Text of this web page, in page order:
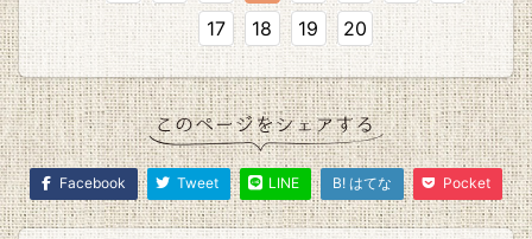
17
18 19 20
Facebook Tweet LINE B! はてな Pocket